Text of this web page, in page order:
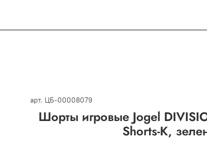
за 6 месяцев - 30.000 рублей.
заказов за 6 месяцев 80.000 рублей
арт. ЦБ-00008079
Шорты игровые Jogel
Shorts-K,